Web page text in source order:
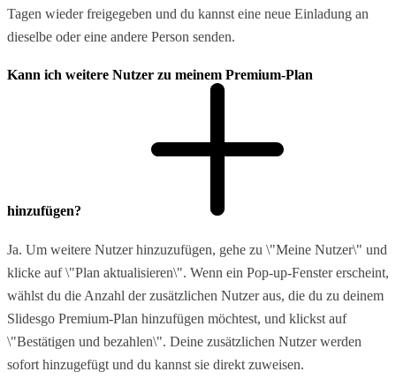
Tagen wieder freigegeben und du kannst eine neue Einladung an
dieselbe oder eine andere Person senden.
Kann ich weitere Nutzer zu meinem Premium-Plan
hinzufügen?
Ja. Um weitere Nutzer hinzuzufügen, gehe zu \"Meine Nutzer\" und
klicke auf \"Plan aktualisieren\". Wenn ein Pop-up-Fenster erscheint,
wählst du die Anzahl der zusätzlichen Nutzer aus, die du zu deinem
Slidesgo Premium-Plan hinzufügen möchtest, und klickst auf
\"Bestätigen und bezahlen\". Deine zusätzlichen Nutzer werden
sofort hinzugefügt und du kannst sie direkt zuweisen.